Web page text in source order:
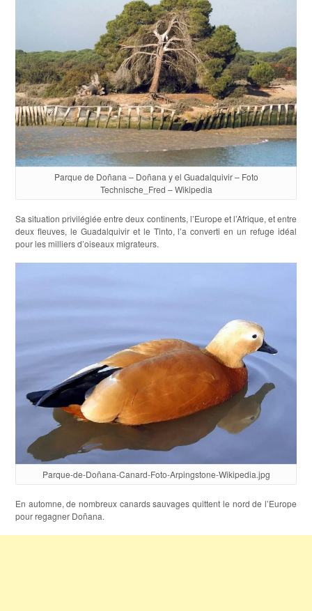
Parque de Doñana – Doñana y el Guadalquivir – Foto
Technische_Fred – Wikipedia
Sa situation privilégiée entre deux continents, l’Europe et l’Afrique, et entre
deux fleuves, le Guadalquivir et le Tinto, l’a converti en un refuge idéal
pour les milliers d’oiseaux migrateurs.
Parque-de-Doñana-Canard-Foto-Arpingstone-Wikipedia.jpg
En automne, de nombreux canards sauvages quittent le nord de l’Europe
pour regagner Doñana.